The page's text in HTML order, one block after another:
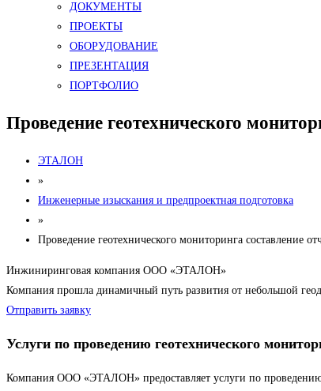
ДОКУМЕНТЫ
ПРОЕКТЫ
ОБОРУДОВАНИЕ
ПРЕЗЕНТАЦИЯ
ПОРТФОЛИО
Проведение геотехнического
ЭТАЛОН
»
Инженерные изыскания и предпроектная подготовка
»
Проведение геотехнического мониторинга составление
Инжиниринговая компания ООО «ЭТАЛОН»
Компания прошла динамичный путь развития от небольшой
Отправить заявку
Услуги по проведению геотехнического
Компания ООО «ЭТАЛОН» предоставляет услуги по проведению